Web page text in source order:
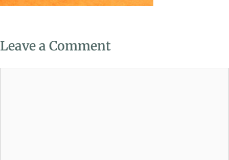
Leave a Comment